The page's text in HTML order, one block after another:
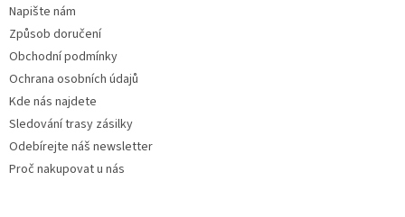
Napište nám
Způsob doručení
Obchodní podmínky
Ochrana osobních údajů
Kde nás najdete
Sledování trasy zásilky
Odebírejte náš newsletter
Proč nakupovat u nás